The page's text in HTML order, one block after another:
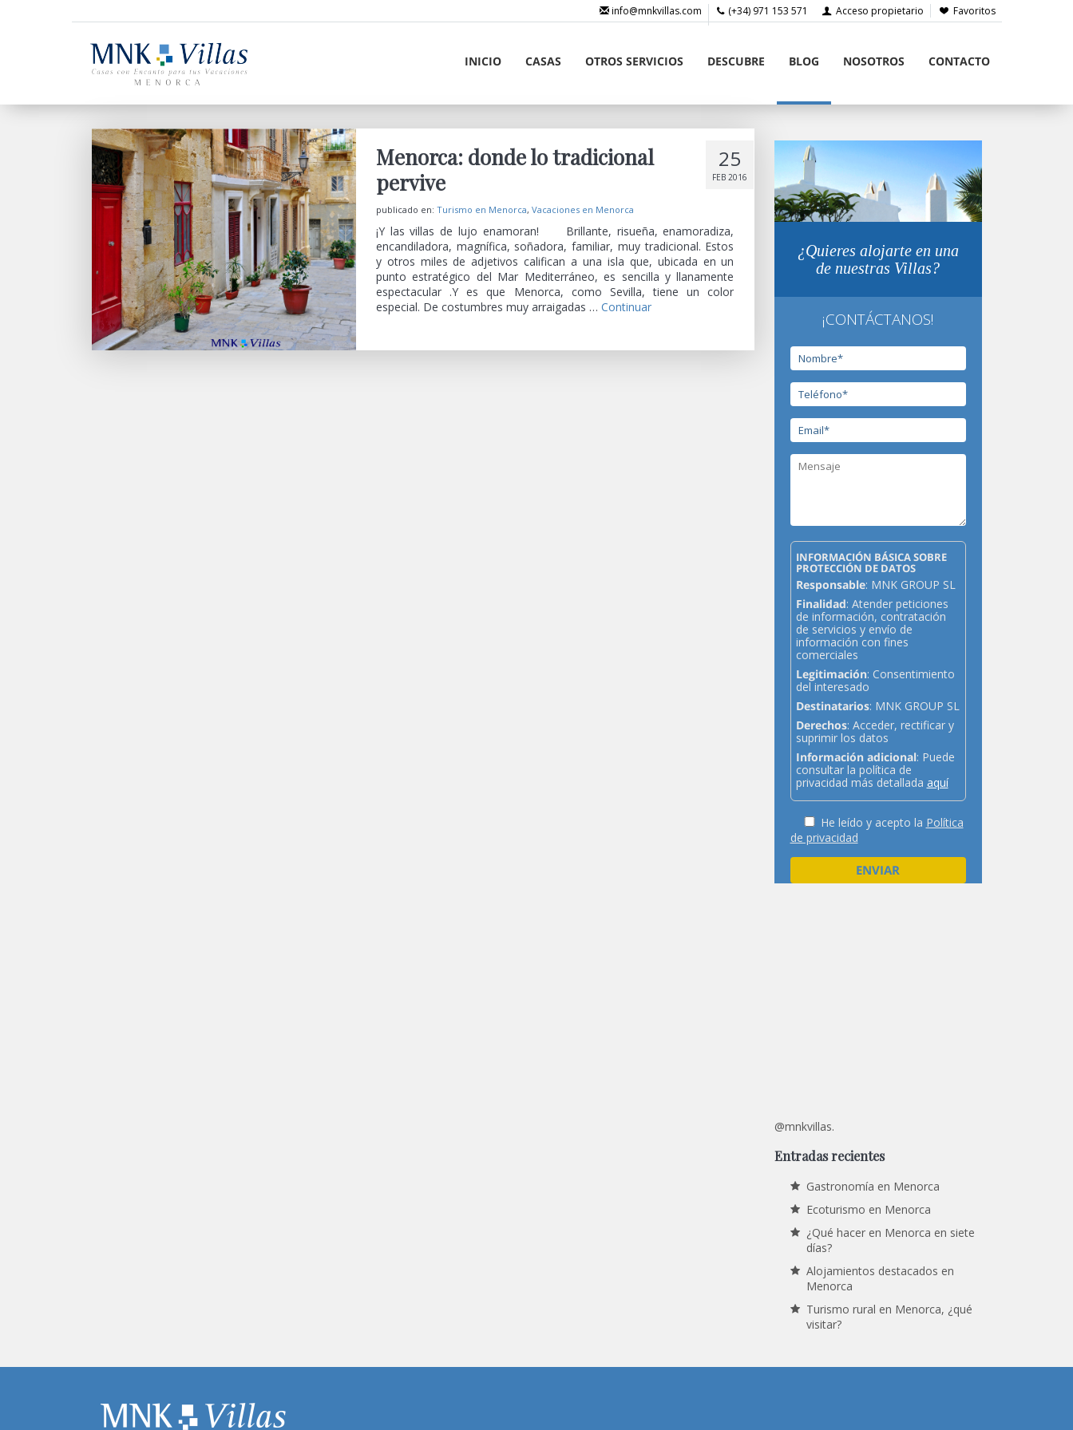
Favoritos
Acceso propietario
(+34) 971 153 571
info@mnkvillas.com
INICIO CASAS OTROS SERVICIOS DESCUBRE BLOG NOSOTROS CONTACTO
25
FEB 2016
Menorca: donde lo tradicional
pervive
publicado en: Turismo en Menorca, Vacaciones en Menorca
¡Y las villas de lujo enamoran! Brillante, risueña, enamoradiza,
encandiladora, magnífica, soñadora, familiar, muy tradicional. Estos
y otros miles de adjetivos califican a una isla que, ubicada en un
punto estratégico del Mar Mediterráneo, es sencilla y llanamente
espectacular .Y es que Menorca, como Sevilla, tiene un color
especial. De costumbres muy arraigadas … Continuar
¿Quieres alojarte en una
de nuestras Villas?
¡CONTÁCTANOS!
INFORMACIÓN BÁSICA SOBRE
PROTECCIÓN DE DATOS
Responsable: MNK GROUP SL
Finalidad: Atender peticiones
de información, contratación
de servicios y envío de
información con fines
comerciales
Legitimación: Consentimiento
del interesado
Destinatarios: MNK GROUP SL
Derechos: Acceder, rectificar y
suprimir los datos
Información adicional: Puede
consultar la política de
privacidad más detallada aquí
He leído y acepto la Política
de privacidad
@mnkvillas.
Entradas recientes
Gastronomía en Menorca
Ecoturismo en Menorca
¿Qué hacer en Menorca en siete
días?
Alojamientos destacados en
Menorca
Turismo rural en Menorca, ¿qué
visitar?